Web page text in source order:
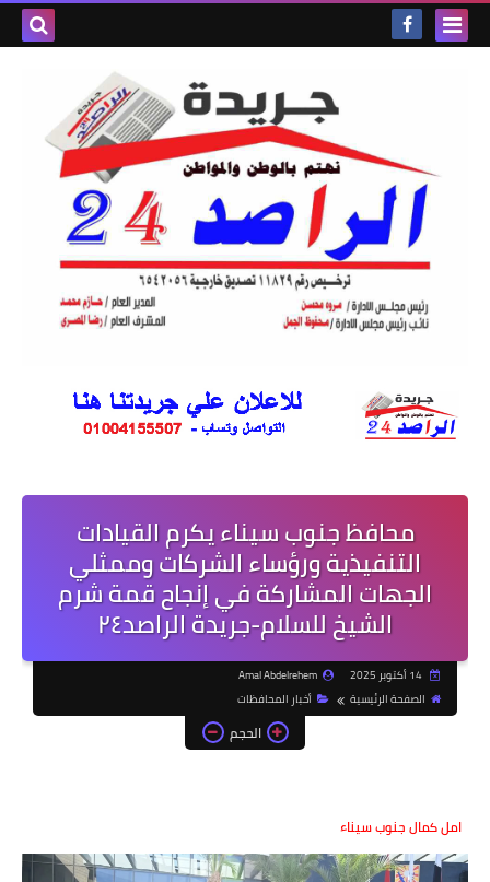
محافظ جنوب سيناء يكرم القيادات
التنفيذية ورؤساء الشركات وممثلي
الجهات المشاركة في إنجاح قمة شرم
الشيخ للسلام-جريدة الراصد٢٤
14 أكتوبر 2025
Amal Abdelrehem
الصفحة الرئيسية
أخبار المحافظات
الحجم
امل كمال جنوب سيناء